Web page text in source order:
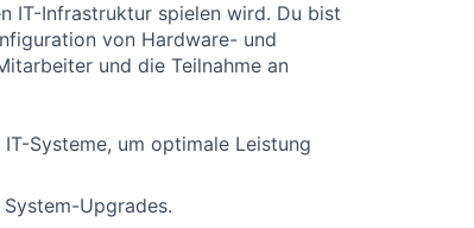
IT-Infrastruktur spielen wird. Du bist
von Hardware- und
und die Teilnahme an
Systeme, um optimale Leistung
Upgrades.